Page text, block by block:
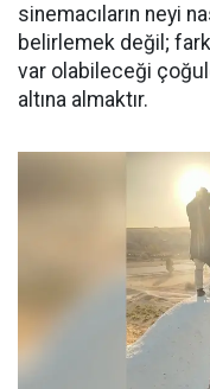
sinemacıların neyi
belirlemek değil;
var olabileceği
altına almaktır.